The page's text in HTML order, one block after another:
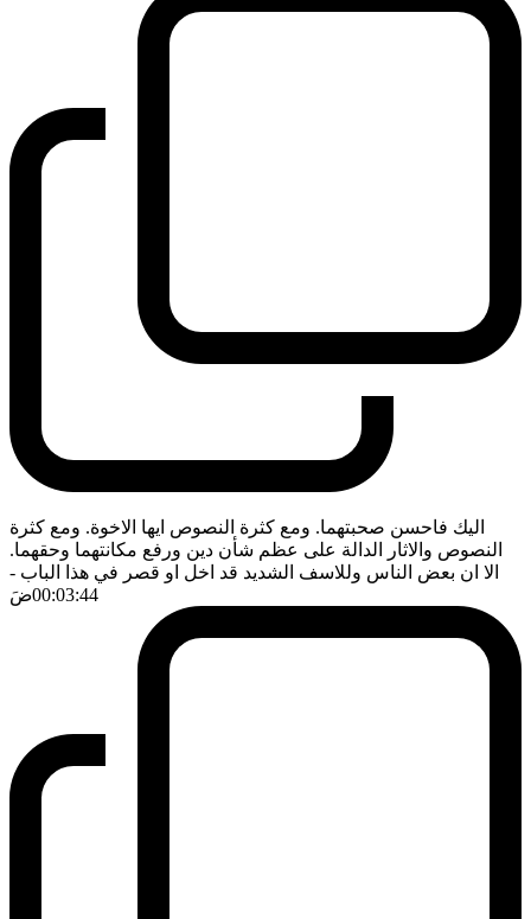
اليك فاحسن صحبتهما. ومع كثرة النصوص ايها الاخوة. ومع كثرة
النصوص والاثار الدالة على عظم شأن دين ورفع مكانتهما وحقهما.
الا ان بعض الناس وللاسف الشديد قد اخل او قصر في هذا الباب -
00:03:44ضَ